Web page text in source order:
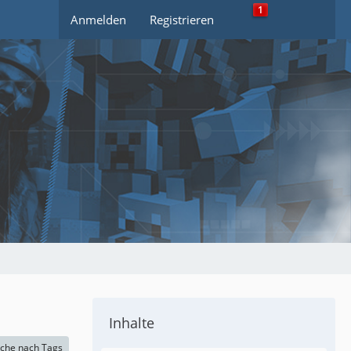
Anmelden Registrieren
1
nach Tags
Inhalte